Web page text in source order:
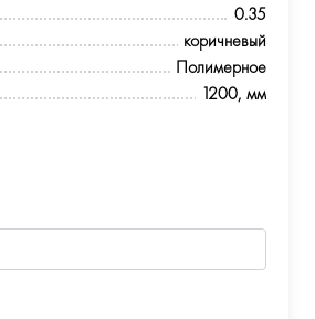
0.35
коричневый
Полимерное
1200, мм